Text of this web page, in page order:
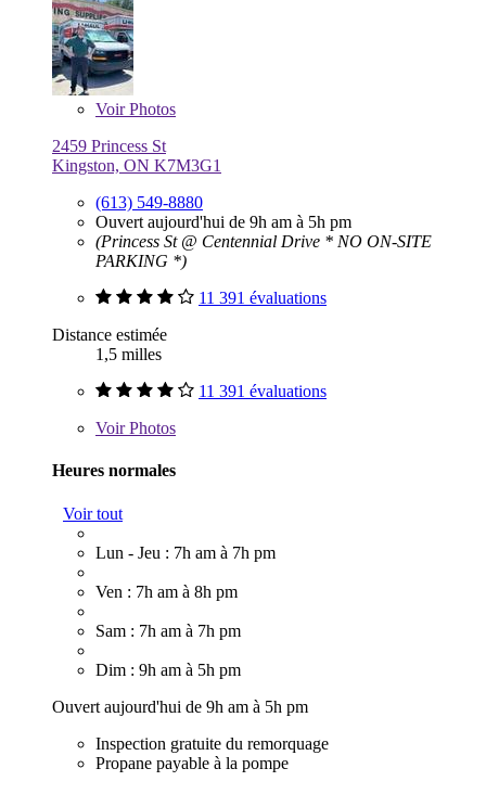
VoirPhotos
2459 Princess St
Kingston, ON K7M3G1
(613) 549-8880
Ouvert aujourd'hui de 9h am à 5h pm
(Princess St @ Centennial Drive * NO ON-SITE
PARKING *)
11 391 évaluations
Distance estimée
1,5 milles
11 391 évaluations
VoirPhotos
Heures normales
Voir tout
Lun - Jeu : 7h am à 7h pm
Ven : 7h am à 8h pm
Sam : 7h am à 7h pm
Dim : 9h am à 5h pm
Ouvert aujourd'hui de 9h am à 5h pm
Inspection gratuite du remorquage
Propane payable à la pompe